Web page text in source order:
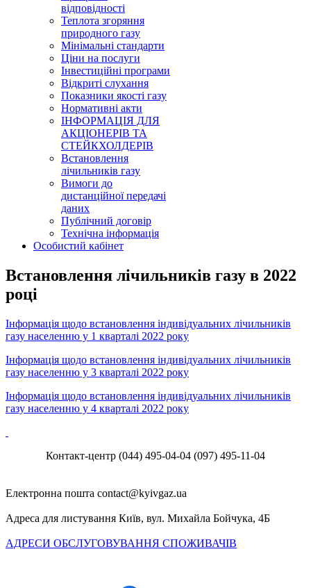
відповідності
Теплота згоряння
природного газу
Мінімальні стандарти
Ціни на послуги
Інвестиційні програми
Відкриті слухання
Показники якості газу
Нормативні акти
ІНФОРМАЦІЯ ДЛЯ
АКЦІОНЕРІВ ТА
СТЕЙКХОЛДЕРІВ
Встановлення
лічильників газу
Вимоги до
дистанційної передачі
даних
Публічний договір
Технічна інформація
Особистий кабінет
Встановлення лічильників газу в 2022
році
Інформація щодо встановлення індивідуальних лічильників
газу населенню у 1 кварталі 2022 року
Інформація щодо встановлення індивідуальних лічильників
газу населенню у 3 кварталі 2022 року
Інформація щодо встановлення індивідуальних лічильників
газу населенню у 4 кварталі 2022 року
Контакт-центр (044) 495-04-04 (097) 495-11-04
Електронна пошта
Адреса для листування Київ, вул. Михайла Бойчука, 4Б
АДРЕСИ ОБСЛУГОВУВАННЯ СПОЖИВАЧІВ